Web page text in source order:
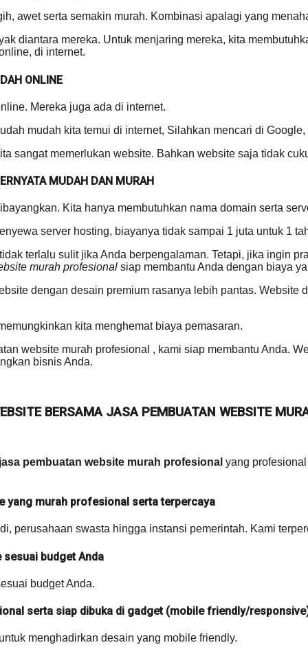
awet serta semakin murah. Kombinasi apalagi yang
diantara mereka. Untuk menjaring mereka, kita
di internet.
ONLINE
Mereka juga ada di internet.
mudah kita temui di internet, Silahkan mencari di
sangat memerlukan website. Bahkan website saja tidak
MUDAH DAN MURAH
Kita hanya membutuhkan nama domain serta
server hosting, biayanya tidak sampai 1 juta untuk 1
terlalu sulit jika Anda berpengalaman. Tetapi, jika ingin
murah profesional siap membantu Anda dengan biaya
dengan desain premium rasanya lebih pantas.
kita menghemat biaya pemasaran.
website murah profesional , kami siap membantu Anda.
bisnis Anda.
BERSAMA JASA PEMBUATAN WEBSITE
jasa pembuatan website murah profesional yang
yang murah profesional serta terpercaya
perusahaan swasta hingga instansi pemerintah. Kami
budget Anda
budget Anda.
serta siap dibuka di gadget (mobile friendly/
menghadirkan desain yang mobile friendly.